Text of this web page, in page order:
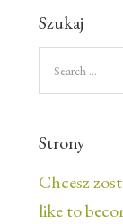
Szukaj
Strony
Chcesz
like to